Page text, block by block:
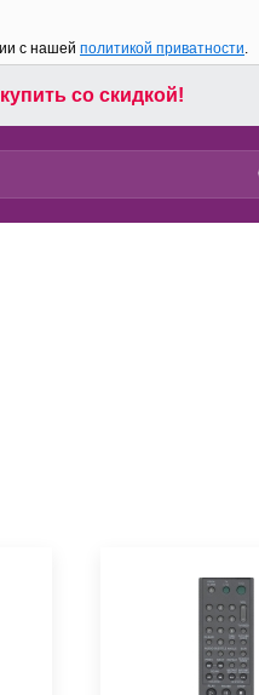
с нашей политикой приватности.
со скидкой!